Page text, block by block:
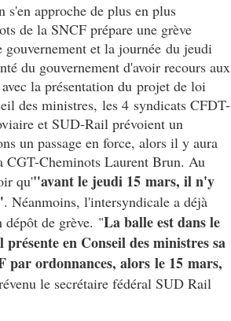
s'en approche de plus en plus
de la SNCF prépare une grève
et la journée du jeudi
du gouvernement d'avoir recours aux
la présentation du projet de loi
des ministres, les 4 syndicats CFDT-
et SUD-Rail prévoient un
un passage en force, alors il y aura
CGT-Cheminots Laurent Brun. Au
qu'"avant le jeudi 15 mars, il n'y
. Néanmoins, l'intersyndicale a déjà
dépôt de grève. "La balle est dans le
en Conseil des ministres sa
ordonnances, alors le 15 mars,
le secrétaire fédéral SUD Rail